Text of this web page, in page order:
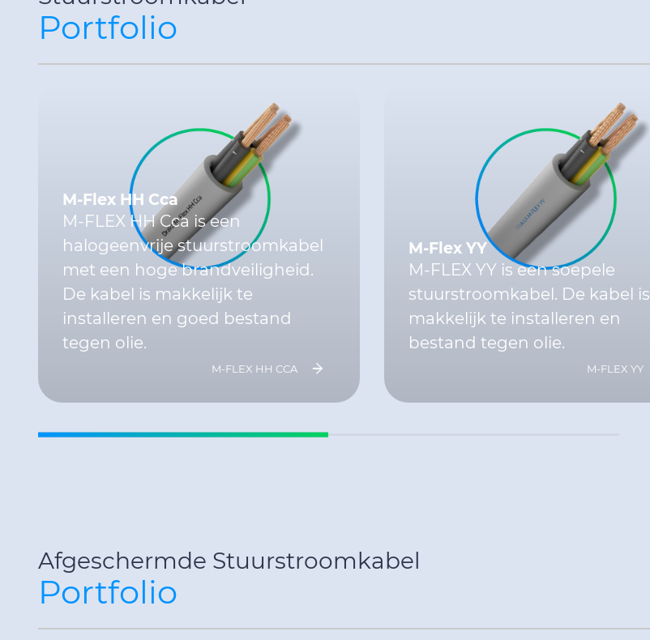
Portfolio
M-Flex HH Cca
M-FLEX HH Cca is een
halogeenvrije stuurstroomkabel
met een hoge brandveiligheid.
De kabel is makkelijk te
installeren en goed bestand
tegen olie.
M-FLEX HH CCA
M-Flex YY
M-FLEX YY is een soepele
stuurstroomkabel. De kabel is
makkelijk te installeren en
bestand tegen olie.
M-FLEX YY
Afgeschermde Stuurstroomkabel
Portfolio